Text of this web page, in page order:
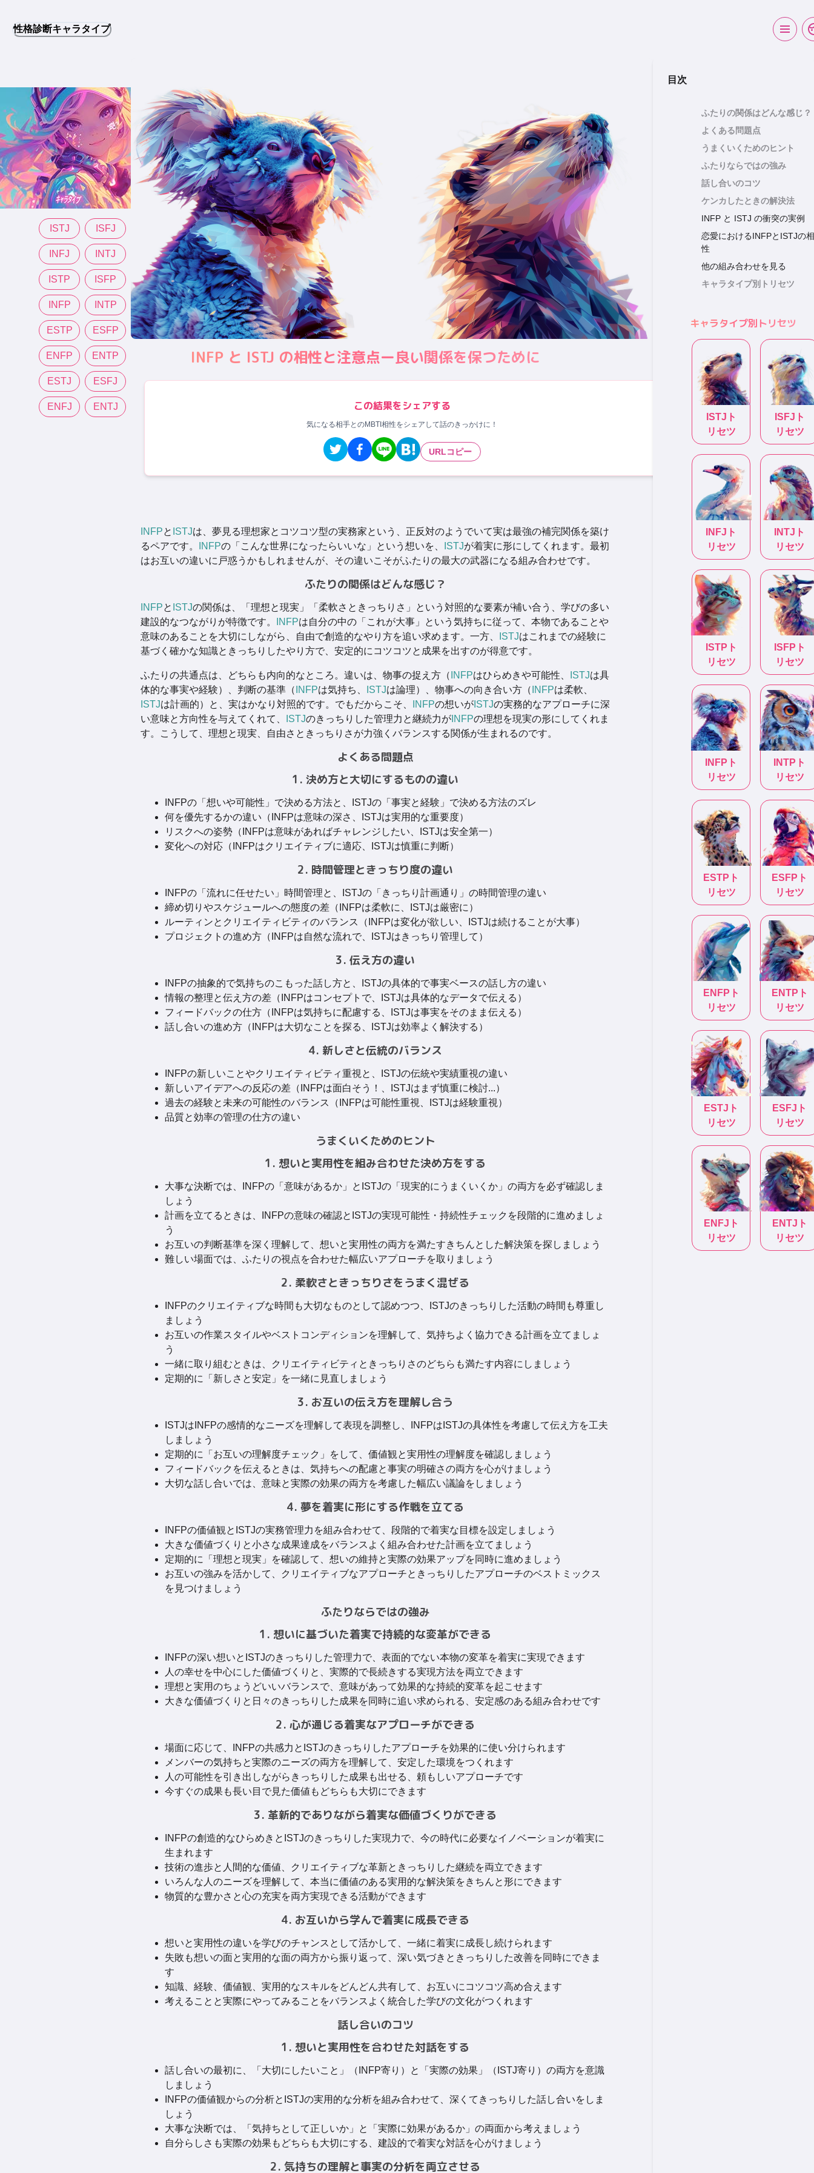
性格診断キャラタイプ
ISTJ ISFJ
INFJ INTJ
ISTP ISFP
INFP INTP
ESTP ESFP
ENFP ENTP
ESTJ ESFJ
ENFJ ENTJ
INFP と ISTJ の相性と注意点ー良い関係を保つために
この結果をシェアする
気になる相手とのMBTI相性をシェアして話のきっかけに！
URLコピー
INFPと ISTJは、夢見る理想家とコツコツ型の実務家という、正反対のようでいて実は最強の補完関係を築け
るペアです。
INFPの「こんな世界になったらいいな」という想いを、 ISTJが着実に形にしてくれます。最初
はお互いの違いに戸惑うかもしれませんが、その違いこそがふたりの最大の武器になる組み合わせです。
ふたりの関係はどんな感じ？
INFPと ISTJの関係は、「理想と現実」「柔軟さときっちりさ」という対照的な要素が補い合う、学びの多い
建設的なつながりが特徴です。
INFPは自分の中の「これが大事」という気持ちに従って、本物であることや
意味のあることを大切にしながら、自由で創造的なやり方を追い求めます。一方、
ISTJはこれまでの経験に
基づく確かな知識ときっちりしたやり方で、安定的にコツコツと成果を出すのが得意です。
ふたりの共通点は、どちらも内向的なところ。違いは、物事の捉え方（ INFPはひらめきや可能性、 ISTJは具
体的な事実や経験）、判断の基準（ INFPは気持ち、 ISTJは論理）、物事への向き合い方（ INFPは柔軟、
ISTJは計画的）と、実はかなり対照的です。でもだからこそ、 INFPの想いが ISTJの実務的なアプローチに深
い意味と方向性を与えてくれて、
ISTJのきっちりした管理力と継続力が INFPの理想を現実の形にしてくれま
す。こうして、理想と現実、自由さときっちりさが力強くバランスする関係が生まれるのです。
よくある問題点
1. 決め方と大切にするものの違い
INFPの「想いや可能性」で決める方法と、ISTJの「事実と経験」で決める方法のズレ
何を優先するかの違い（INFPは意味の深さ、ISTJは実用的な重要度）
リスクへの姿勢（INFPは意味があればチャレンジしたい、ISTJは安全第一）
変化への対応（INFPはクリエイティブに適応、ISTJは慎重に判断）
2. 時間管理ときっちり度の違い
INFPの「流れに任せたい」時間管理と、ISTJの「きっちり計画通り」の時間管理の違い
締め切りやスケジュールへの態度の差（INFPは柔軟に、ISTJは厳密に）
ルーティンとクリエイティビティのバランス（INFPは変化が欲しい、ISTJは続けることが大事）
プロジェクトの進め方（INFPは自然な流れで、ISTJはきっちり管理して）
3. 伝え方の違い
INFPの抽象的で気持ちのこもった話し方と、ISTJの具体的で事実ベースの話し方の違い
情報の整理と伝え方の差（INFPはコンセプトで、ISTJは具体的なデータで伝える）
フィードバックの仕方（INFPは気持ちに配慮する、ISTJは事実をそのまま伝える）
話し合いの進め方（INFPは大切なことを探る、ISTJは効率よく解決する）
4. 新しさと伝統のバランス
INFPの新しいことやクリエイティビティ重視と、ISTJの伝統や実績重視の違い
新しいアイデアへの反応の差（INFPは面白そう！、ISTJはまず慎重に検討...）
過去の経験と未来の可能性のバランス（INFPは可能性重視、ISTJは経験重視）
品質と効率の管理の仕方の違い
うまくいくためのヒント
1. 想いと実用性を組み合わせた決め方をする
大事な決断では、INFPの「意味があるか」とISTJの「現実的にうまくいくか」の両方を必ず確認しま
しょう
計画を立てるときは、INFPの意味の確認とISTJの実現可能性・持続性チェックを段階的に進めましょ
う
お互いの判断基準を深く理解して、想いと実用性の両方を満たすきちんとした解決策を探しましょう
難しい場面では、ふたりの視点を合わせた幅広いアプローチを取りましょう
2. 柔軟さときっちりさをうまく混ぜる
INFPのクリエイティブな時間も大切なものとして認めつつ、ISTJのきっちりした活動の時間も尊重し
ましょう
お互いの作業スタイルやベストコンディションを理解して、気持ちよく協力できる計画を立てましょ
う
一緒に取り組むときは、クリエイティビティときっちりさのどちらも満たす内容にしましょう
定期的に「新しさと安定」を一緒に見直しましょう
3. お互いの伝え方を理解し合う
ISTJはINFPの感情的なニーズを理解して表現を調整し、INFPはISTJの具体性を考慮して伝え方を工夫
しましょう
定期的に「お互いの理解度チェック」をして、価値観と実用性の理解度を確認しましょう
フィードバックを伝えるときは、気持ちへの配慮と事実の明確さの両方を心がけましょう
大切な話し合いでは、意味と実際の効果の両方を考慮した幅広い議論をしましょう
4. 夢を着実に形にする作戦を立てる
INFPの価値観とISTJの実務管理力を組み合わせて、段階的で着実な目標を設定しましょう
大きな価値づくりと小さな成果達成をバランスよく組み合わせた計画を立てましょう
定期的に「理想と現実」を確認して、想いの維持と実際の効果アップを同時に進めましょう
お互いの強みを活かして、クリエイティブなアプローチときっちりしたアプローチのベストミックス
を見つけましょう
ふたりならではの強み
1. 想いに基づいた着実で持続的な変革ができる
INFPの深い想いとISTJのきっちりした管理力で、表面的でない本物の変革を着実に実現できます
人の幸せを中心にした価値づくりと、実際的で長続きする実現方法を両立できます
理想と実用のちょうどいいバランスで、意味があって効果的な持続的変革を起こせます
大きな価値づくりと日々のきっちりした成果を同時に追い求められる、安定感のある組み合わせです
2. 心が通じる着実なアプローチができる
場面に応じて、INFPの共感力とISTJのきっちりしたアプローチを効果的に使い分けられます
メンバーの気持ちと実際のニーズの両方を理解して、安定した環境をつくれます
人の可能性を引き出しながらきっちりした成果も出せる、頼もしいアプローチです
今すぐの成果も長い目で見た価値もどちらも大切にできます
3. 革新的でありながら着実な価値づくりができる
INFPの創造的なひらめきとISTJのきっちりした実現力で、今の時代に必要なイノベーションが着実に
生まれます
技術の進歩と人間的な価値、クリエイティブな革新ときっちりした継続を両立できます
いろんな人のニーズを理解して、本当に価値のある実用的な解決策をきちんと形にできます
物質的な豊かさと心の充実を両方実現できる活動ができます
4. お互いから学んで着実に成長できる
想いと実用性の違いを学びのチャンスとして活かして、一緒に着実に成長し続けられます
失敗も想いの面と実用的な面の両方から振り返って、深い気づきときっちりした改善を同時にできま
す
知識、経験、価値観、実用的なスキルをどんどん共有して、お互いにコツコツ高め合えます
考えることと実際にやってみることをバランスよく統合した学びの文化がつくれます
話し合いのコツ
1. 想いと実用性を合わせた対話をする
話し合いの最初に、「大切にしたいこと」（INFP寄り）と「実際の効果」（ISTJ寄り）の両方を意識
しましょう
INFPの価値観からの分析とISTJの実用的な分析を組み合わせて、深くてきっちりした話し合いをしま
しょう
大事な決断では、「気持ちとして正しいか」と「実際に効果があるか」の両面から考えましょう
自分らしさも実際の効果もどちらも大切にする、建設的で着実な対話を心がけましょう
2. 気持ちの理解と事実の分析を両立させる
目次
ふたりの関係はどんな感じ？
よくある問題点
うまくいくためのヒント
ふたりならではの強み
話し合いのコツ
ケンカしたときの解決法
INFP と ISTJ の衝突の実例
恋愛におけるINFPとISTJの相
性
他の組み合わせを見る
キャラタイプ別トリセツ
キャラタイプ別トリセツ
ISTJ ト
リセツ
ISFJ ト
リセツ
INFJ ト
リセツ
INTJ ト
リセツ
ISTP ト
リセツ
ISFP ト
リセツ
INFP ト
リセツ
INTP ト
リセツ
ESTP ト
リセツ
ESFP ト
リセツ
ENFP ト
リセツ
ENTP ト
リセツ
ESTJ ト
リセツ
ESFJ ト
リセツ
ENFJ ト
リセツ
ENTJ ト
リセツ